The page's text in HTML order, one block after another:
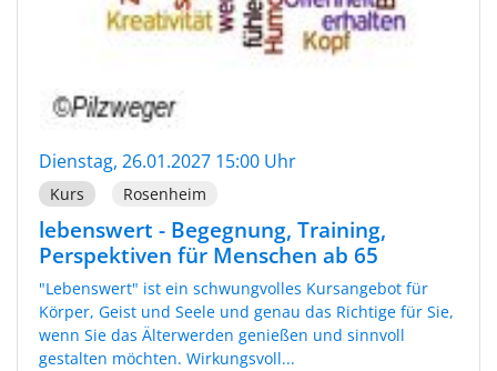
Dienstag, 26.01.2027 15:00 Uhr
Kurs Rosenheim
lebenswert - Begegnung, Training,
Perspektiven für Menschen ab 65
"Lebenswert" ist ein schwungvolles Kursangebot für
Körper, Geist und Seele und genau das Richtige für Sie,
wenn Sie das Älterwerden genießen und sinnvoll
gestalten möchten. Wirkungsvoll...